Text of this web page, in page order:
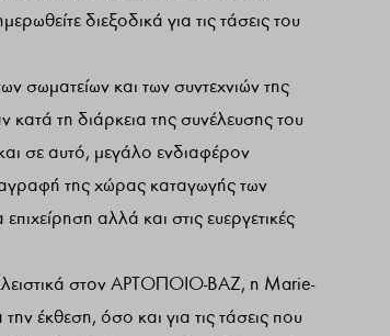
διεξοδικά για τις τάσεις του
σωματείων και των συντεχνιών της
τη διάρκεια της συνέλευσης του
σε αυτό, μεγάλο ενδιαφέρον
της χώρας καταγωγής των
αλλά και στις ευεργετικές
στον ΑΡΤΟΠΟΙΟ-ΒΑΖ, η Marie-
έκθεση, όσο και για τις τάσεις που